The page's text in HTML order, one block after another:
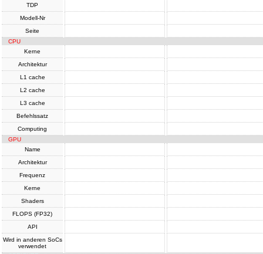
TDP
Modell-Nr
Seite
CPU
Kerne
Architektur
L1 cache
L2 cache
L3 cache
Befehlssatz
Computing
GPU
Name
Architektur
Frequenz
Kerne
Shaders
FLOPS (FP32)
API
Wird in anderen SoCs
verwendet